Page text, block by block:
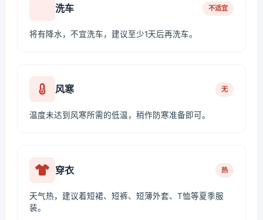
洗车 不适宜
将有降水，不宜洗车，建议至少1天后再洗车。
风寒 无
温度未达到风寒所需的低温，稍作防寒准备即可。
穿衣 热
天气热，建议着短裙、短裤、短薄外套、T恤等夏季服
装。